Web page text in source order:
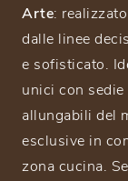
Arte:
dalle linee
e sofisticato.
unici con
allungabili del
esclusive in
zona cucina.